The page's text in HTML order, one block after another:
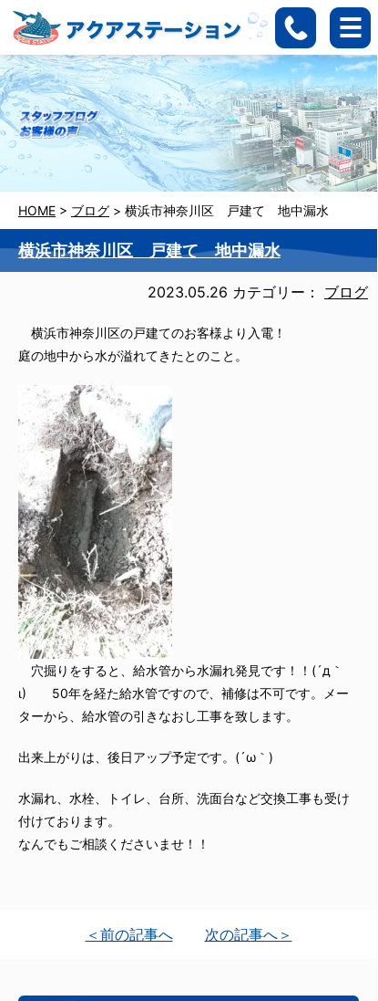
HOME > ブログ > 横浜市神奈川区 戸建て 地中漏水
横浜市神奈川区 戸建て 地中漏水
2023.05.26 カテゴリー： ブログ
横浜市神奈川区の戸建てのお客様より入電！
庭の地中から水が溢れてきたとのこと。
穴掘りをすると、給水管から水漏れ発見です！！(´д｀
ι) 50年を経た給水管ですので、補修は不可です。メー
ターから、給水管の引きなおし工事を致します。
出来上がりは、後日アップ予定です。(´ω｀)
水漏れ、水栓、トイレ、台所、洗面台など交換工事も受け
付けております。
なんでもご相談くださいませ！！
＜前の記事へ 次の記事へ＞